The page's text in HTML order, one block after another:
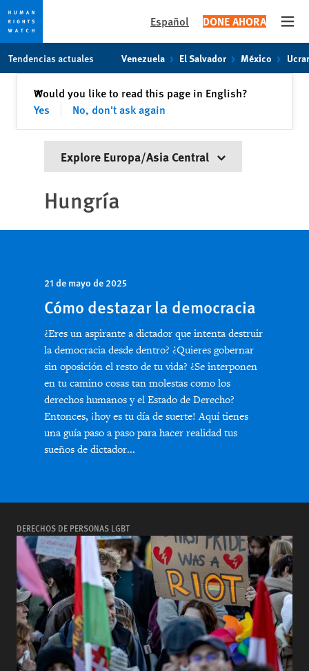
content
Español DONE AHORA
Tendencias actuales Venezuela El Salvador México
Would you like to read this page in English?
Yes
No, don't ask again
✕Cerrar
Explore Europa/Asia Central
Hungría
21 de mayo de 2025
Cómo destazar la democracia
¿Eres un aspirante a dictador que intenta destruir
la democracia desde dentro? ¿Quieres gobernar
sin oposición el resto de tu vida? ¿Se interponen
en tu camino cosas tan molestas como los
derechos humanos y el Estado de Derecho?
Entonces, ¡hoy es tu día de suerte! Aquí tienes
una guía paso a paso para hacer realidad tus
sueños de dictador...
DERECHOS DE PERSONAS LGBT